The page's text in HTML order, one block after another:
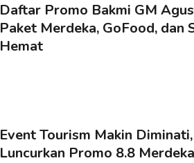
Daftar Promo Bakmi GM
Paket Merdeka, GoFood, dan
Hemat
Event Tourism Makin
Luncurkan Promo 8.8